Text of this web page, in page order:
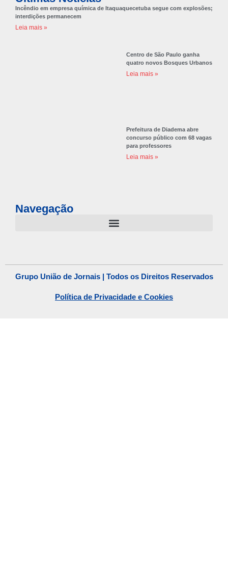
Incêndio em empresa química de Itaquaquecetuba segue com explosões;
interdições permanecem
Leia mais »
Centro de São Paulo ganha
quatro novos Bosques Urbanos
Leia mais »
Prefeitura de Diadema abre
concurso público com 68 vagas
para professores
Leia mais »
Navegação
Grupo União de Jornais | Todos os Direitos Reservados
Política de Privacidade e Cookies